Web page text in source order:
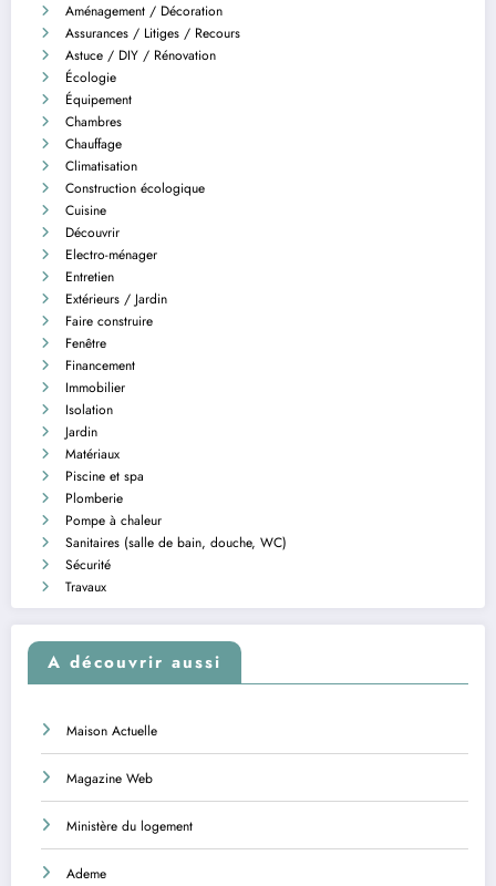
Aménagement / Décoration
Assurances / Litiges / Recours
Astuce / DIY / Rénovation
Écologie
Équipement
Chambres
Chauffage
Climatisation
Construction écologique
Cuisine
Découvrir
Electro-ménager
Entretien
Extérieurs / Jardin
Faire construire
Fenêtre
Financement
Immobilier
Isolation
Jardin
Matériaux
Piscine et spa
Plomberie
Pompe à chaleur
Sanitaires (salle de bain, douche, WC)
Sécurité
Travaux
A découvrir aussi
Maison Actuelle
Magazine Web
Ministère du logement
Ademe